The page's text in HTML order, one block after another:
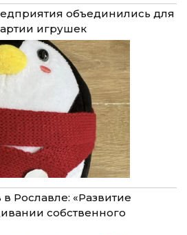
объединились для
игрушек
Рославле: «Развитие
собственного